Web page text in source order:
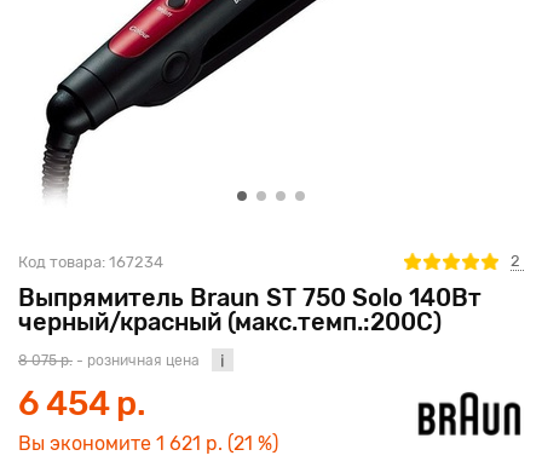
Выпрямитель Braun ST 750 Solo 140Вт
черный/красный (макс.темп.:200С)
Код товара: 167234 2
8 075 р. - розничная цена
6 454 р.
Вы экономите 1 621 р. (21 %)